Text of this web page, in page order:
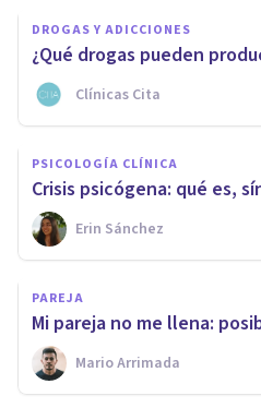
DROGAS Y ADICCIONES
¿Qué drogas pueden
Clínicas Cita
PSICOLOGÍA CLÍNICA
Crisis psicógena: qué es,
Erin Sánchez
PAREJA
Mi pareja no me llena:
Mario Arrimada